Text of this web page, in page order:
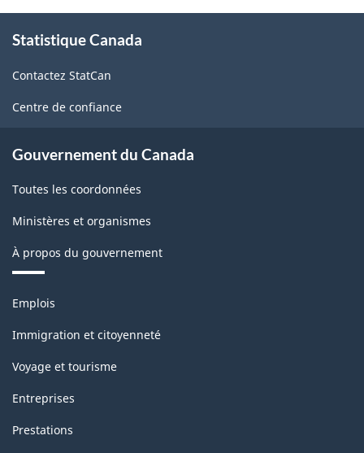
publiques
(CCFAP)
2014
de
propos
ce
site
Statistique Canada
Contactez StatCan
Centre de confiance
Gouvernement du Canada
Toutes les coordonnées
Ministères et organismes
À propos du gouvernement
Thèmes
sujets
Emplois
Immigration et citoyenneté
Voyage et tourisme
Entreprises
Prestations